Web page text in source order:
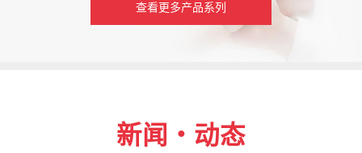
查看更多产品系列
新闻・动态